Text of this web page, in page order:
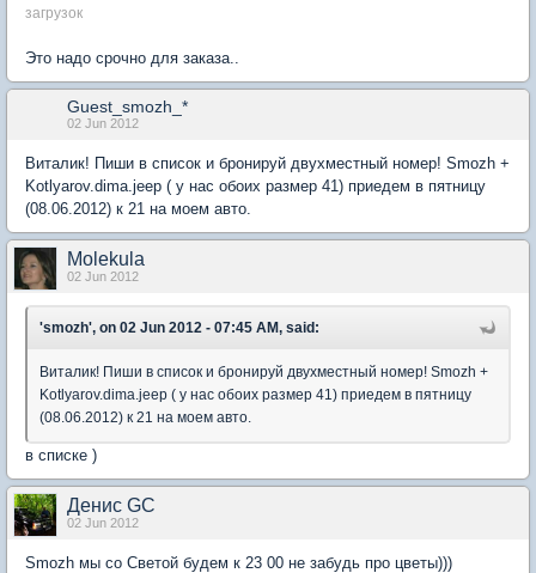
загрузок
Это надо срочно для заказа..
Guest_smozh_*
02 Jun 2012
Виталик! Пиши в список и бронируй двухместный номер! Smozh +
Kotlyarov.dima.jeep ( у нас обоих размер 41) приедем в пятницу
(08.06.2012) к 21 на моем авто.
Molekula
02 Jun 2012
'smozh', on 02 Jun 2012 - 07:45 AM, said:
Виталик! Пиши в список и бронируй двухместный номер! Smozh +
Kotlyarov.dima.jeep ( у нас обоих размер 41) приедем в пятницу
(08.06.2012) к 21 на моем авто.
в списке )
Денис GC
02 Jun 2012
Smozh мы со Светой будем к 23 00 не забудь про цветы)))